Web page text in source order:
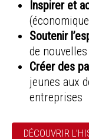
Inspirer et
Soutenir
de
Créer des
jeunes aux
entreprises
DÉCOUVRIR